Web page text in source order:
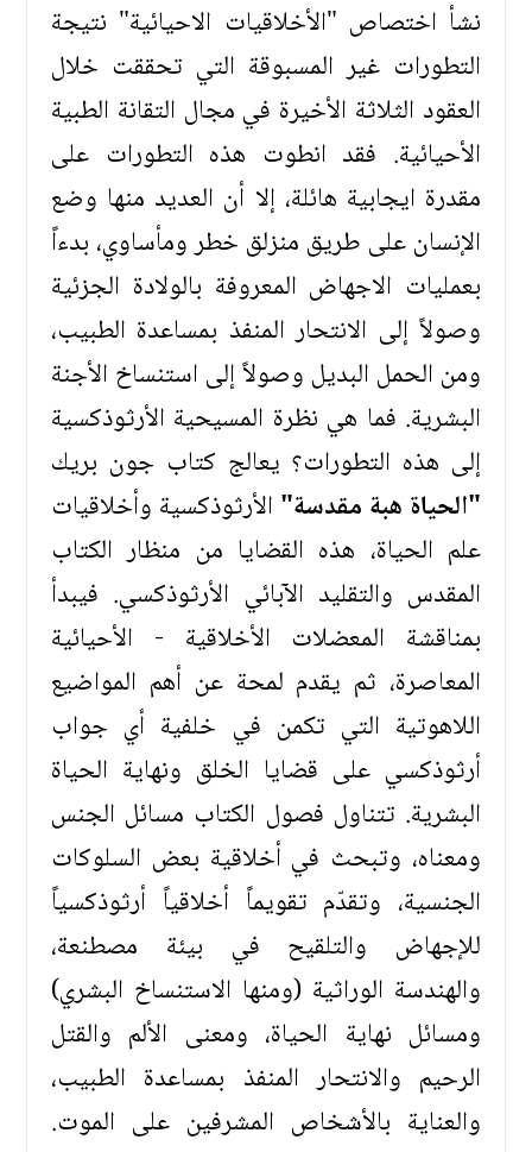
نشأ اختصاص "الأخلاقيات الاحيائية" نتيجة
التطورات غير المسبوقة التي تحققت خلال
العقود الثلاثة الأخيرة في مجال التقانة الطبية
الأحيائية. فقد انطوت هذه التطورات على
مقدرة ايجابية هائلة، إلا أن العديد منها وضع
الإنسان على طريق منزلق خطر ومأساوي، بدءاً
بعمليات الاجهاض المعروفة بالولادة الجزئية
وصولاً إلى الانتحار المنفذ بمساعدة الطبيب،
ومن الحمل البديل وصولاً إلى استنساخ الأجنة
البشرية. فما هي نظرة المسيحية الأرثوذكسية
إلى هذه التطورات؟ يعالج كتاب جون بريك
"الحياة هبة مقدسة" الأرثوذكسية وأخلاقيات
علم الحياة، هذه القضايا من منظار الكتاب
المقدس والتقليد الآبائي الأرثوذكسي. فيبدأ
بمناقشة المعضلات الأخلاقية - الأحيائية
المعاصرة، ثم يقدم لمحة عن أهم المواضيع
اللاهوتية التي تكمن في خلفية أي جواب
أرثوذكسي على قضايا الخلق ونهاية الحياة
البشرية. تتناول فصول الكتاب مسائل الجنس
ومعناه، وتبحث في أخلاقية بعض السلوكات
الجنسية، وتقدّم تقويماً أخلاقياً أرثوذكسياً
للإجهاض والتلقيح في بيئة مصطنعة،
والهندسة الوراثية (ومنها الاستنساخ البشري)
ومسائل نهاية الحياة، ومعنى الألم والقتل
الرحيم والانتحار المنفذ بمساعدة الطبيب،
والعناية بالأشخاص المشرفين على الموت.